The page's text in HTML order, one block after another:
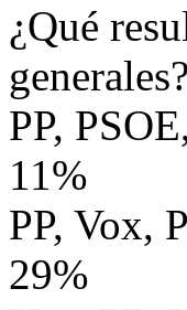
¿Qué
generales?
PP,
11%
PP, Vox,
29%